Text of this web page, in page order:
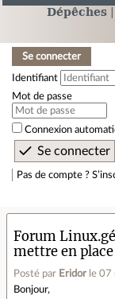
Dépêches
Se connecter
Identifiant
Mot de passe
Connexion
Pas de compte ?
Forum
mettre en
Posté par Eridor le 07
Bonjour,